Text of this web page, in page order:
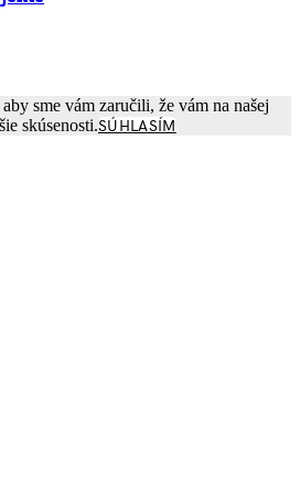
sme vám zaručili, že vám na našej
skúsenosti.SÚHLASÍM